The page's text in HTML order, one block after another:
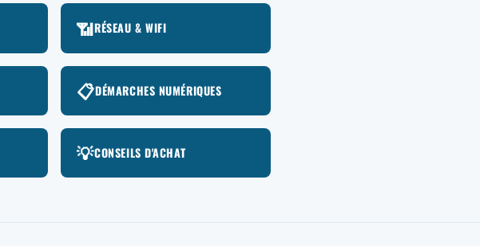
📶RÉSEAU & WIFI
📋DÉMARCHES NUMÉRIQUES
💡CONSEILS D'ACHAT